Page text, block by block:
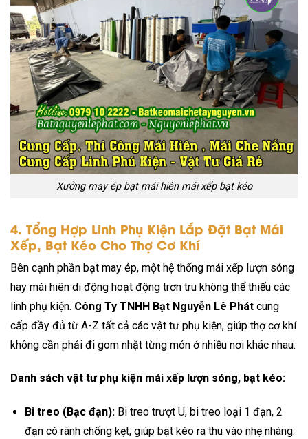
Xưởng may ép bạt mái hiên mái xếp bạt kéo
4. Tổng Hợp Linh Phụ Kiện Lắp Đặt Bạt Mái
Xếp, Bạt Kéo Cho Thợ Cơ Khí
Bên cạnh phần bạt may ép, một hệ thống mái xếp lượn sóng
hay mái hiên di động hoạt động trơn tru không thể thiếu các
linh phụ kiện. Công Ty TNHH Bạt Nguyễn Lê Phát cung
cấp đầy đủ từ A-Z tất cả các vật tư phụ kiện, giúp thợ cơ khí
không cần phải đi gom nhặt từng món ở nhiều nơi khác nhau.
Danh sách vật tư phụ kiện mái xếp lượn sóng, bạt kéo:
Bi treo (Bạc đạn):Bi treo trượt U, bi treo loại 1 đạn, 2
đạn có rãnh chống kẹt, giúp bạt kéo ra thu vào nhẹ nhàng.